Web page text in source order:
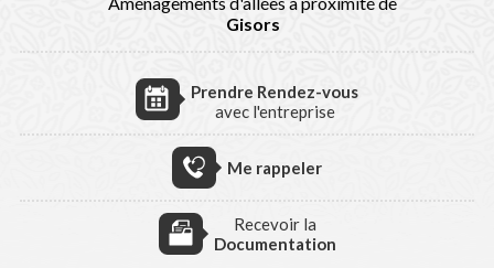
Gisors
Prendre Rendez-vous
avec l'entreprise
Me rappeler
Recevoir la
Documentation